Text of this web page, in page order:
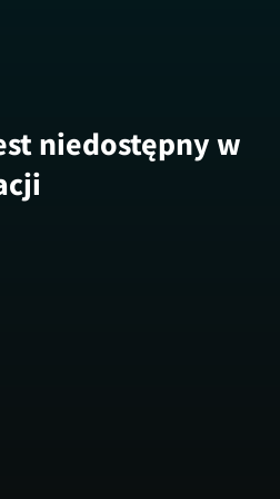
niedostępny w